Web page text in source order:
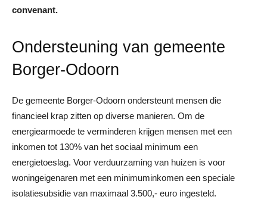
convenant.
Ondersteuning van gemeente
Borger-Odoorn
De gemeente Borger-Odoorn ondersteunt mensen die
financieel krap zitten op diverse manieren. Om de
energiearmoede te verminderen krijgen mensen met een
inkomen tot 130% van het sociaal minimum een
energietoeslag. Voor verduurzaming van huizen is voor
woningeigenaren met een minimuminkomen een speciale
isolatiesubsidie van maximaal 3.500,- euro ingesteld.